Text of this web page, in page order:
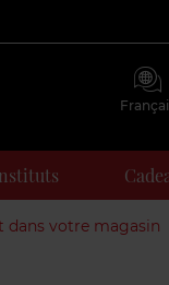
dans votre magasin